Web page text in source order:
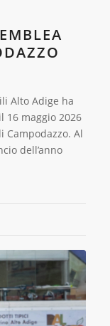
Alto Adige ha
16 maggio 2026
Campodazzo. Al
dell’anno